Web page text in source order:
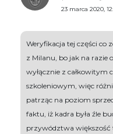
23 marca 2020,
Weryfikacja tej części co
z Milanu, bo jak na razie
wyłącznie z całkowitym
szkoleniowym, więc
patrząc na poziom
faktu, iż kadra była źle
przywództwa większość